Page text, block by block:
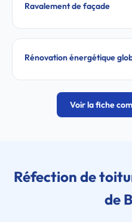
Ravalement de façade
Rénovation énergétique
Voir la fiche
Réfection de
de